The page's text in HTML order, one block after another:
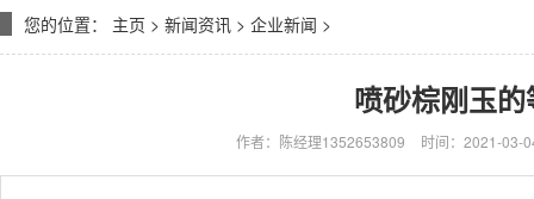
您的位置： 主页 > 新闻资讯 > 企业新闻 >
喷砂棕刚玉
作者：陈经理1352653809 时间：2021-03-